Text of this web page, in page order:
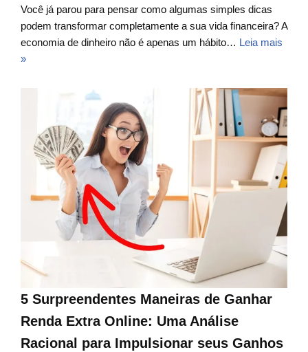
Você já parou para pensar como algumas simples dicas
podem transformar completamente a sua vida financeira? A
economia de dinheiro não é apenas um hábito… Leia mais
»
5 Surpreendentes Maneiras de Ganhar
Renda Extra Online: Uma Análise
Racional para Impulsionar seus Ganhos